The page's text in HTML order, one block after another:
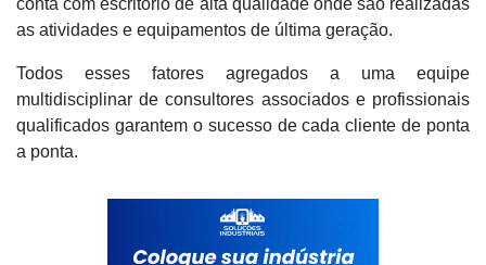
conta com escritório de alta qualidade onde são realizadas
as atividades e equipamentos de última geração.
Todos esses fatores agregados a uma equipe
multidisciplinar de consultores associados e profissionais
qualificados garantem o sucesso de cada cliente de ponta
a ponta.